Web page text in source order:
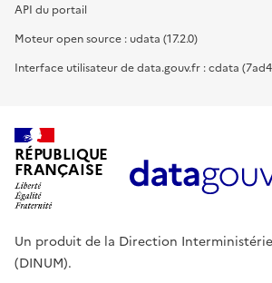
API du portail
Moteur open source : udata (17.2.0)
Interface utilisateur de data.gouv.fr : cdata
RÉPUBLIQUE
FRANÇAISE
Un produit de la Direction
(DINUM).